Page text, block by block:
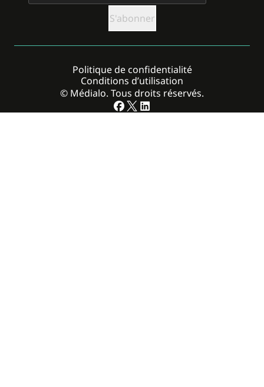
© Médialo. Tous droits réservés.
Politique de confidentialité
Conditions d’utilisation